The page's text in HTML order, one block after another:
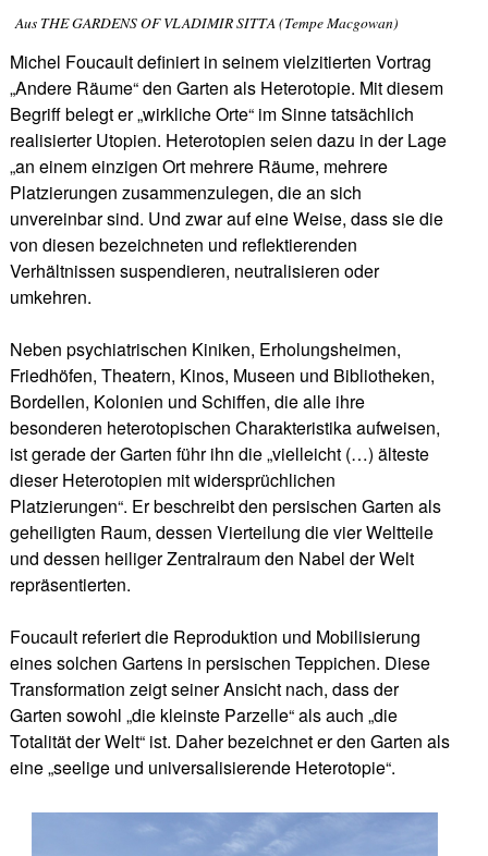
Aus THE GARDENS OF VLADIMIR SITTA (Tempe Macgowan)
Michel Foucault definiert in seinem vielzitierten Vortrag
„Andere Räume“ den Garten als Heterotopie. Mit diesem
Begriff belegt er „wirkliche Orte“ im Sinne tatsächlich
realisierter Utopien. Heterotopien seien dazu in der Lage
„an einem einzigen Ort mehrere Räume, mehrere
Platzierungen zusammenzulegen, die an sich
unvereinbar sind. Und zwar auf eine Weise, dass sie die
von diesen bezeichneten und reflektierenden
Verhältnissen suspendieren, neutralisieren oder
umkehren.
Neben psychiatrischen Kiniken, Erholungsheimen,
Friedhöfen, Theatern, Kinos, Museen und Bibliotheken,
Bordellen, Kolonien und Schiffen, die alle ihre
besonderen heterotopischen Charakteristika aufweisen,
ist gerade der Garten führ ihn die „vielleicht (…) älteste
dieser Heterotopien mit widersprüchlichen
Platzierungen“. Er beschreibt den persischen Garten als
geheiligten Raum, dessen Vierteilung die vier Weltteile
und dessen heiliger Zentralraum den Nabel der Welt
repräsentierten.
Foucault referiert die Reproduktion und Mobilisierung
eines solchen Gartens in persischen Teppichen. Diese
Transformation zeigt seiner Ansicht nach, dass der
Garten sowohl „die kleinste Parzelle“ als auch „die
Totalität der Welt“ ist. Daher bezeichnet er den Garten als
eine „seelige und universalisierende Heterotopie“.